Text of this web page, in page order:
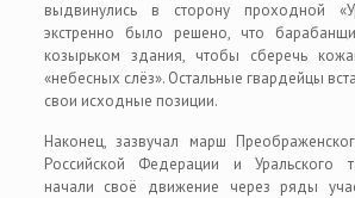
выдвинулись в сторону проходной
экстренно было решено, что
козырьком здания, чтобы сберечь
«небесных слёз». Остальные гвардейцы
свои исходные позиции.
Наконец, зазвучал марш
Российской Федерации и Уральского
начали своё движение через ряды